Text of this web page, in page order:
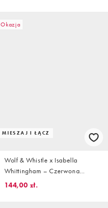
Okazja
MIESZAJ I ŁĄCZ
Wolf & Whistle x Isabella
Whittingham – Czerwona
fakturowana góra od bikini z
144,00 zł.